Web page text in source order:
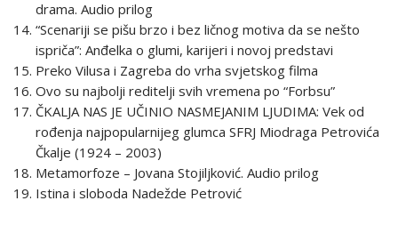
drama. Audio prilog
“Scenariji se pišu brzo i bez ličnog motiva da se nešto
ispriča”: Anđelka o glumi, karijeri i novoj predstavi
Preko Vilusa i Zagreba do vrha svjetskog filma
Ovo su najbolji reditelji svih vremena po “Forbsu”
ČKALJA NAS JE UČINIO NASMEJANIM LJUDIMA: Vek od
rođenja najpopularnijeg glumca SFRJ Miodraga Petrovića
Čkalje (1924 – 2003)
Metamorfoze – Jovana Stojiljković. Audio prilog
Istina i sloboda Nadežde Petrović